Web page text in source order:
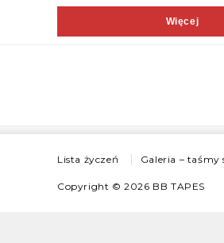
Więcej
Lista życzeń Galeria –
Copyright © 2026 BB TAPES